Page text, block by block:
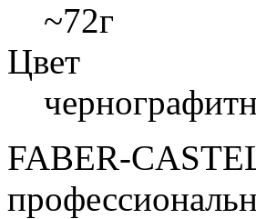
~72г
Цвет
FABER-